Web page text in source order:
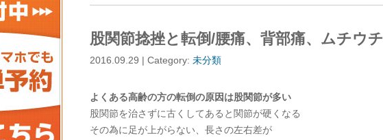
股関節捻挫と転倒/腰痛、背部痛、ムチウチ
2016.09.29 | Category: 未分類
よくある高齢の方の転倒の原因は股関節が多い
股関節を治さずに古くしてあると関節が硬くなる
その為に足が上がらない、長さの左右差が